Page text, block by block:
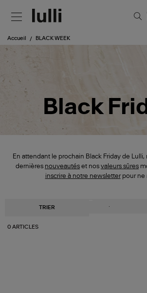
Accueil BLACK WEEK
Black
En attendant le prochain Black Friday de
dernières nouveautés et nos valeurs sûres
inscrire à notre newsletterpour ne
TRIER
0 ARTICLES